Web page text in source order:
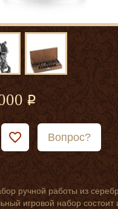
Вопрос?
ручной работы из
игровой набор состоит